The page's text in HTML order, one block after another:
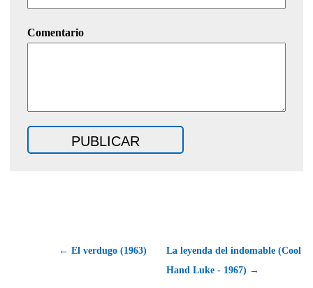
Comentario
← El verdugo (1963)
La leyenda del indomable (Cool
Hand Luke - 1967) →